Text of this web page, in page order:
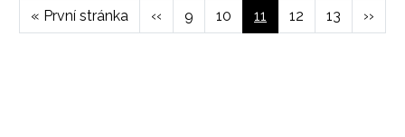
NEWSLETTER
First
page
« První stránka
Předchozí
stránka
‹‹ Page
9 Page
10
Aktuální
stránka
11 Page
12 Page
13 ››